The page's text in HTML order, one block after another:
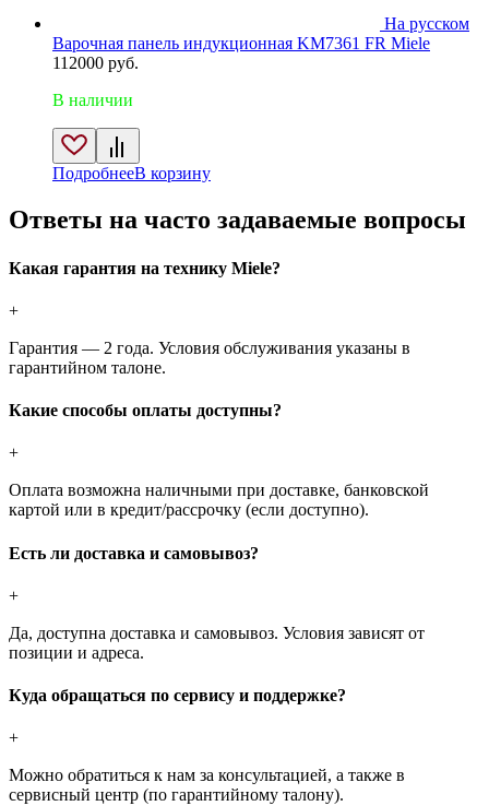
На русском
Варочная панель индукционная KM7361 FR Miele
112000 руб.
В наличии
ПодробнееВ корзину
Ответы на часто задаваемые вопросы
Какая гарантия на технику Miele?
+
Гарантия — 2 года. Условия обслуживания указаны в
гарантийном талоне.
Какие способы оплаты доступны?
+
Оплата возможна наличными при доставке, банковской
картой или в кредит/рассрочку (если доступно).
Есть ли доставка и самовывоз?
+
Да, доступна доставка и самовывоз. Условия зависят от
позиции и адреса.
Куда обращаться по сервису и поддержке?
+
Можно обратиться к нам за консультацией, а также в
сервисный центр (по гарантийному талону).